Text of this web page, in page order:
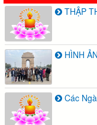
THẬP
HÌNH
Các